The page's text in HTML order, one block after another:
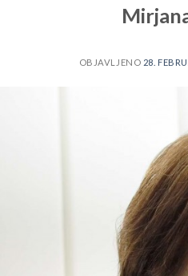
OBJAVLJENO 28.